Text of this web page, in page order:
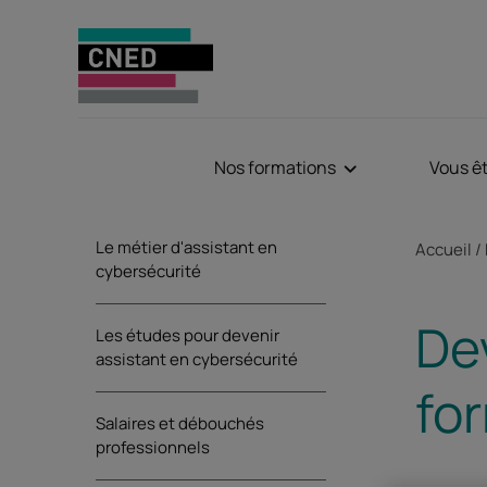
Nos formations Vous
Accueil
Le métier d'assistant en
cybersécurité
Les études pour devenir
assistant en cybersécurité
Salaires et débouchés
professionnels